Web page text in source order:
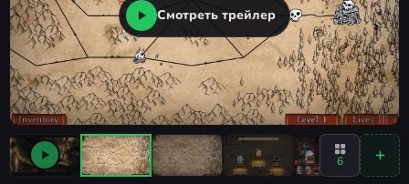
Смотреть трейлер
6